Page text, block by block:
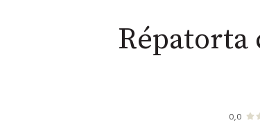
Répatorta
0,0